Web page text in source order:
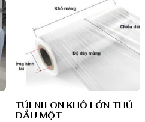
TÚI NILON KHỔ LỚN THỦ
DẦU MỘT